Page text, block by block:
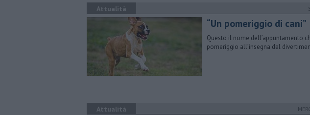
Attualità
​“Un pomeriggio di cani”
Questo il nome dell’appuntamento
pomeriggio all’insegna del
Attualità